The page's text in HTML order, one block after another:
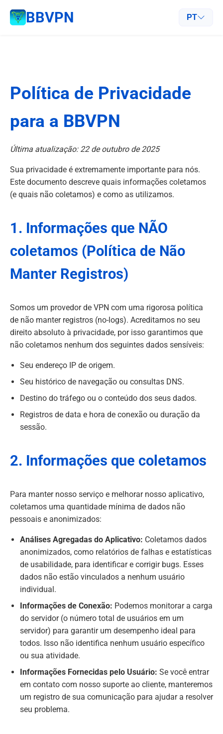
BBVPN PT
Política de Privacidade
para a BBVPN
Última atualização: 22 de outubro de 2025
Sua privacidade é extremamente importante para nós.
Este documento descreve quais informações coletamos
(e quais não coletamos) e como as utilizamos.
1. Informações que NÃO
coletamos (Política de Não
Manter Registros)
Somos um provedor de VPN com uma rigorosa política
de não manter registros (no-logs). Acreditamos no seu
direito absoluto à privacidade, por isso garantimos que
não coletamos nenhum dos seguintes dados sensíveis:
Seu endereço IP de origem.
Seu histórico de navegação ou consultas DNS.
Destino do tráfego ou o conteúdo dos seus dados.
Registros de data e hora de conexão ou duração da
sessão.
2. Informações que coletamos
Para manter nosso serviço e melhorar nosso aplicativo,
coletamos uma quantidade mínima de dados não
pessoais e anonimizados:
Análises Agregadas do Aplicativo: Coletamos dados
anonimizados, como relatórios de falhas e estatísticas
de usabilidade, para identificar e corrigir bugs. Esses
dados não estão vinculados a nenhum usuário
individual.
Informações de Conexão: Podemos monitorar a carga
do servidor (o número total de usuários em um
servidor) para garantir um desempenho ideal para
todos. Isso não identifica nenhum usuário específico
ou sua atividade.
Informações Fornecidas pelo Usuário: Se você entrar
em contato com nosso suporte ao cliente, manteremos
um registro de sua comunicação para ajudar a resolver
seu problema.